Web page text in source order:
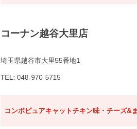
コーナン越谷大里店
埼玉県越谷市大里55番地1
TEL: 048-970-5715
コンボピュアキャットチキン味・チーズ&